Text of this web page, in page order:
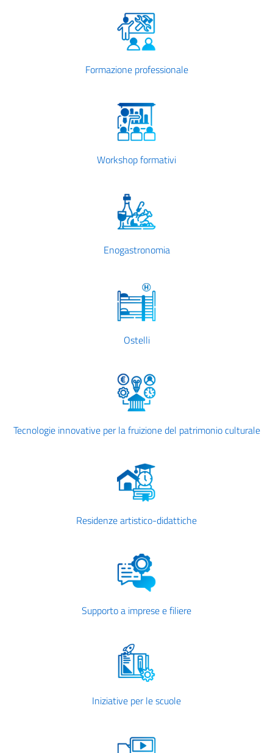
Formazione professionale
Workshop formativi
Enogastronomia
Ostelli
Tecnologie innovative per la fruizione del patrimonio culturale
Residenze artistico-didattiche
Supporto a imprese e filiere
Iniziative per le scuole